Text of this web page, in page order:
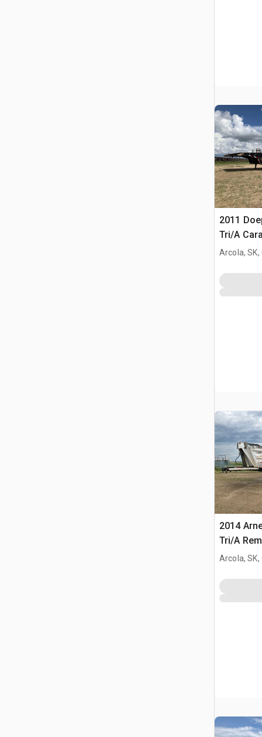
2011
Tri/A
Arcola, SK,
2014
Tri/A
Arcola, SK,